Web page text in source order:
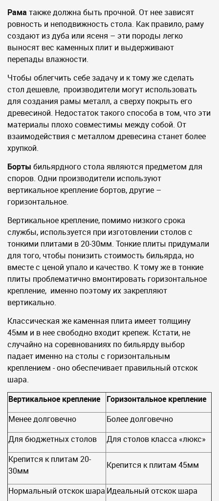
Рама также должна быть прочной. От нее зависят
ровность и неподвижность стола. Как правило, раму
создают из дуба или ясеня – эти породы легко
выносят вес каменных плит и выдерживают
перепады влажности.
Чтобы облегчить себе задачу и к тому же сделать
стол дешевле, производители могут использовать
для создания рамы металл, а сверху покрыть его
древесиной. Недостаток такого способа в том, что эти
материалы плохо совместимы между собой. От
взаимодействия с металлом древесина станет более
хрупкой.
Борты бильярдного стола являются предметом для
споров. Одни производители используют
вертикальное крепление бортов, другие –
горизонтальное.
Вертикальное крепление, помимо низкого срока
службы, используется при изготовлении столов с
тонкими плитами в 20-30мм. Тонкие плиты придумали
для того, чтобы понизить стоимость бильярда, но
вместе с ценой упало и качество. К тому же в тонкие
плиты проблематично вмонтировать горизонтальное
крепление, именно поэтому их закрепляют
вертикально.
Классическая же каменная плита имеет толщину
45мм и в нее свободно входит крепеж. Кстати, не
случайно на соревнованиях по бильярду выбор
падает именно на столы с горизонтальным
креплением - оно обеспечивает правильный отскок
шара.
Вертикальное крепление
Горизонтальное крепление
Менее долговечно
Более долговечно
Для бюджетных столов
Для столов класса «люкс»
Крепится к плитам 20-
30мм
Крепится к плитам 45мм
Нормальный отскок шара Идеальный отскок шара